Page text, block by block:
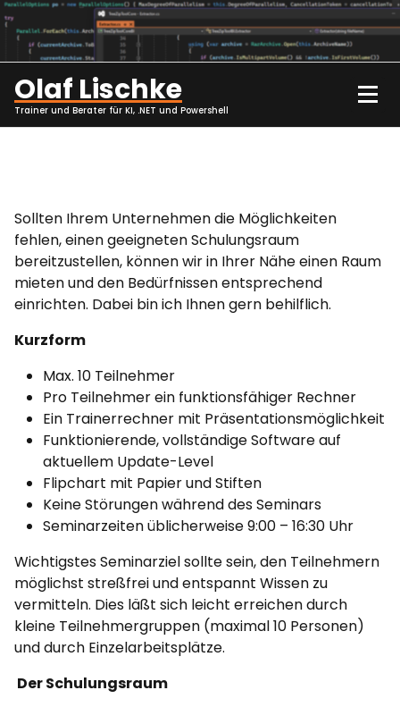
Zum
Inhalt
springen
Olaf Lischke
Trainer und Berater für KI, .NET und Powershell
Sollten Ihrem Unternehmen die Möglichkeiten
fehlen, einen geeigneten Schulungsraum
bereitzustellen, können wir in Ihrer Nähe einen Raum
mieten und den Bedürfnissen entsprechend
einrichten. Dabei bin ich Ihnen gern behilflich.
Kurzform
Max. 10 Teilnehmer
Pro Teilnehmer ein funktionsfähiger Rechner
Ein Trainerrechner mit Präsentationsmöglichkeit
Funktionierende, vollständige Software auf
aktuellem Update-Level
Flipchart mit Papier und Stiften
Keine Störungen während des Seminars
Seminarzeiten üblicherweise 9:00 – 16:30 Uhr
Wichtigstes Seminarziel sollte sein, den Teilnehmern
möglichst streßfrei und entspannt Wissen zu
vermitteln. Dies läßt sich leicht erreichen durch
kleine Teilnehmergruppen (maximal 10 Personen)
und durch Einzelarbeitsplätze.
Der Schulungsraum